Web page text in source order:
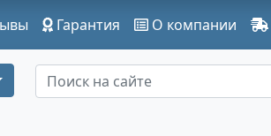
Гарантия О компании